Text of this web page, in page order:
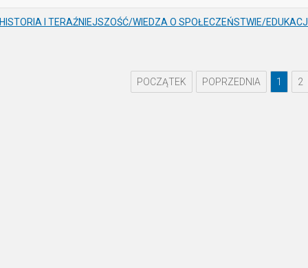
HISTORIA I TERAŹNIEJSZOŚĆ/WIEDZA O SPOŁECZEŃSTWIE/
POCZĄTEK POPRZEDNIA 1 2